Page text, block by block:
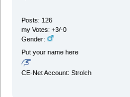
Posts: 126
my Votes: +3/-0
Gender:
Put your name here
CE-Net Account: Strolch